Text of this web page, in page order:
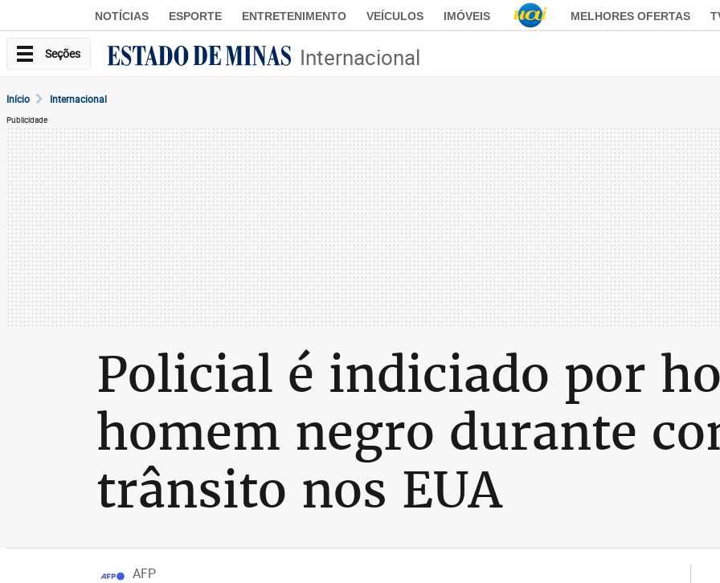
NOTÍCIAS ESPORTE ENTRETENIMENTO VEÍCULOS IMÓVEIS MELHORES OFERTAS
Seções Internacional
Início Internacional
Publicidade
Policial é indiciado por
homem negro durante
trânsito nos EUA
AFP